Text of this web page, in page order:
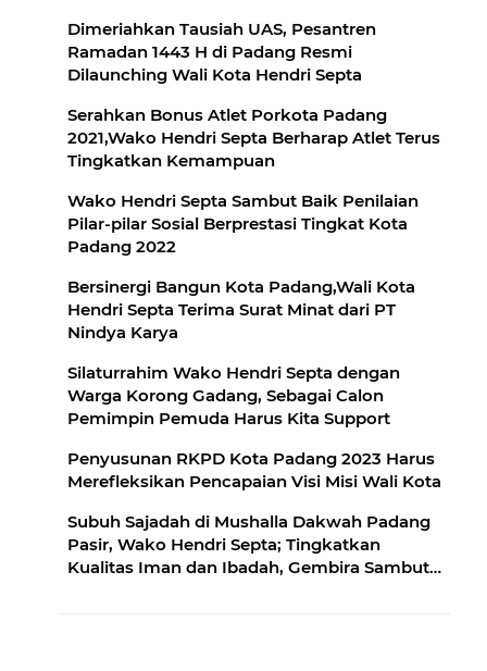
Dimeriahkan Tausiah UAS, Pesantren
Ramadan 1443 H di Padang Resmi
Dilaunching Wali Kota Hendri Septa
Serahkan Bonus Atlet Porkota Padang
2021,Wako Hendri Septa Berharap Atlet Terus
Tingkatkan Kemampuan
Wako Hendri Septa Sambut Baik Penilaian
Pilar-pilar Sosial Berprestasi Tingkat Kota
Padang 2022
Bersinergi Bangun Kota Padang,Wali Kota
Hendri Septa Terima Surat Minat dari PT
Nindya Karya
Silaturrahim Wako Hendri Septa dengan
Warga Korong Gadang, Sebagai Calon
Pemimpin Pemuda Harus Kita Support
Penyusunan RKPD Kota Padang 2023 Harus
Merefleksikan Pencapaian Visi Misi Wali Kota
Subuh Sajadah di Mushalla Dakwah Padang
Pasir, Wako Hendri Septa; Tingkatkan
Kualitas Iman dan Ibadah, Gembira Sambut